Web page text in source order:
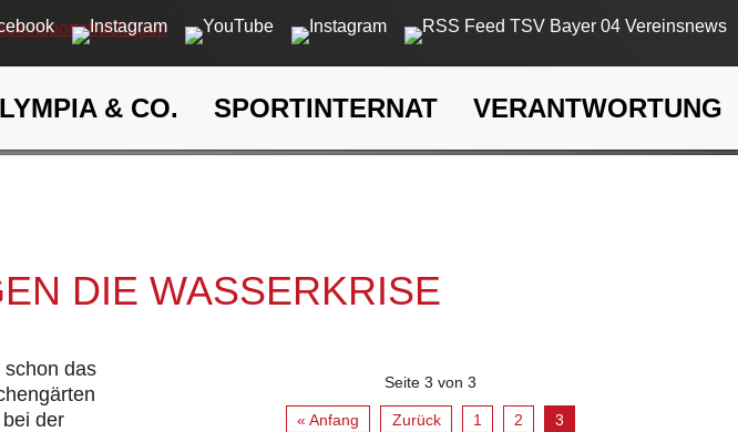
& CO. SPORTINTERNAT VERANTWORTUNG
DIE WASSERKRISE
das
der
Seite 3 von 3
« Anfang Zurück 1 2 3